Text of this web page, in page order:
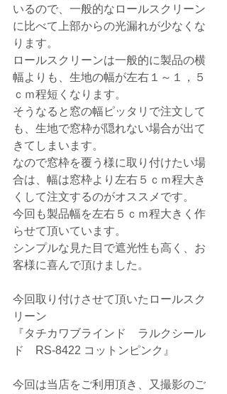
いるので、一般的なロールスクリーン
に比べて上部からの光漏れが少なくな
ります。
ロールスクリーンは一般的に製品の横
幅よりも、生地の幅が左右１～１，５
ｃｍ程短くなります。
そうなると窓の幅ピッタリで注文して
も、生地で窓枠が隠れない場合が出て
きてしまいます。
なので窓枠を覆う様に取り付けたい場
合は、幅は窓枠より左右５ｃｍ程大き
くして注文するのがオススメです。
今回も製品幅を左右５ｃｍ程大きく作
らせて頂いています。
シンプルな見た目で遮光性も高く、お
客様に喜んで頂けました。
今回取り付けさせて頂いたロールスク
リーン
『タチカワブラインド　ラルクシール
ド　RS-8422 コットンピンク』
今回は当店をご利用頂き、又撮影のご